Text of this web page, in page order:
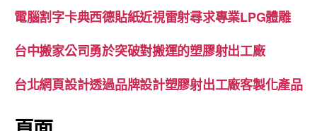
電腦割字卡典西德貼紙近視雷射尋求專業LPG體雕
台中搬家公司勇於突破對搬運的塑膠射出工廠
台北網頁設計透過品牌設計塑膠射出工廠客製化產品